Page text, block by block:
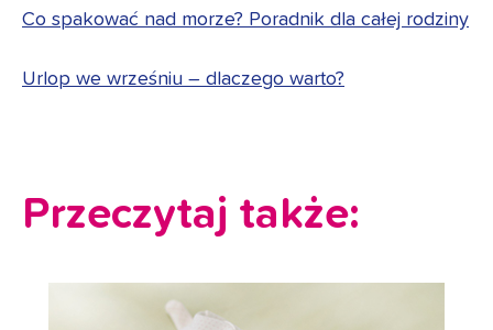
Co spakować nad morze? Poradnik dla całej rodziny
Urlop we wrześniu – dlaczego warto?
Przeczytaj także: